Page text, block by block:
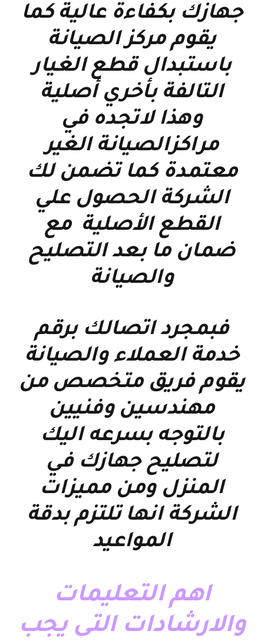
جهازك بكفاءة عالية كما
يقوم مركز الصيانة
باستبدال قطع الغيار
التالفة بأخري أصلية
وهذا لاتجده في
مراكزالصيانة الغير
معتمدة كما تضمن لك
الشركة الحصول علي
القطع الأصلية مع
ضمان ما بعد التصليح
والصيانة
فبمجرد اتصالك برقم
خدمة العملاء والصيانة
يقوم فريق متخصص من
مهندسين وفنيين
بالتوجه بسرعه اليك
لتصليح جهازك في
المنزل ومن مميزات
الشركة انها تلتزم بدقة
المواعيد
اهم التعليمات
والارشادات التى يجب